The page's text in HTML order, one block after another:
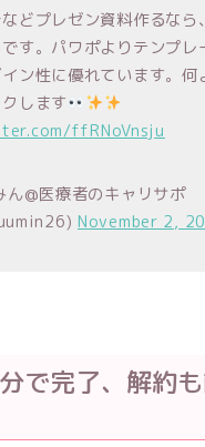
どプレゼン資料作るな
す。パワポよりテンプレ
ン性に優れています。何
します
ffRNoVnsju
@医療者のキャリサポ
November 2,
で完了、解約